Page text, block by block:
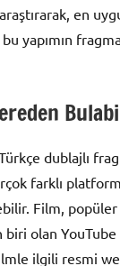
en
yapımın
dublajlı
farklı
Film, popüler
olan YouTube
ilgili resmi